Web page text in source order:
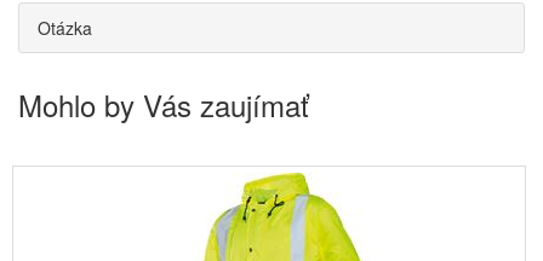
Otázka
Mohlo by Vás zaujímať